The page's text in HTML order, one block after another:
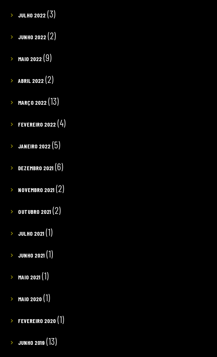
JULHO 2022(3)
JUNHO 2022(2)
MAIO 2022(9)
ABRIL 2022(2)
MARÇO 2022(13)
FEVEREIRO 2022(4)
JANEIRO 2022(5)
DEZEMBRO 2021(6)
NOVEMBRO 2021(2)
OUTUBRO 2021(2)
JULHO 2021(1)
JUNHO 2021(1)
MAIO 2021(1)
MAIO 2020(1)
FEVEREIRO 2020(1)
JUNHO 2019(13)